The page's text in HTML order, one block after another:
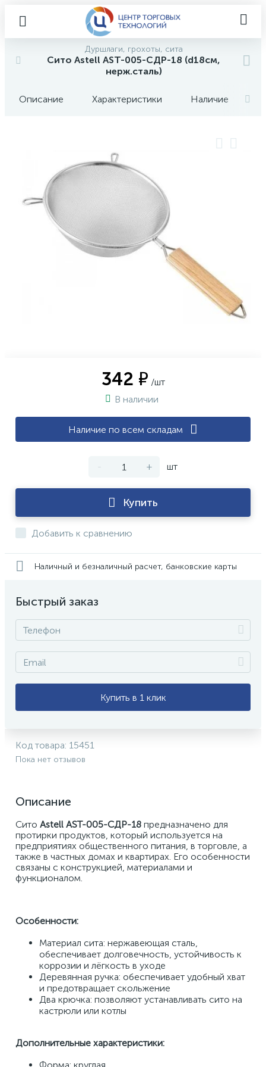
Дуршлаги, грохоты, сита
Сито Astell AST-005-СДР-18 (d18см,
нерж.сталь)
Описание Характеристики Наличие
342 ₽ /шт
В наличии
Наличие по всем складам
- + шт
Купить
Добавить к сравнению
Наличный и безналичный расчет, банковские карты
Быстрый заказ
Купить в 1 клик
Код товара: 15451
Пока нет отзывов
Описание
Сито Astell AST-005-СДР-18 предназначено для
протирки продуктов, который используется на
предприятиях общественного питания, в торговле, а
также в частных домах и квартирах. Его особенности
связаны с конструкцией, материалами и
функционалом.
Особенности:
Материал сита: нержавеющая сталь,
обеспечивает долговечность, устойчивость к
коррозии и лёгкость в уходе
Деревянная ручка: обеспечивает удобный хват
и предотвращает скольжение
Два крючка: позволяют устанавливать сито на
кастрюли или котлы
Дополнительные характеристики: